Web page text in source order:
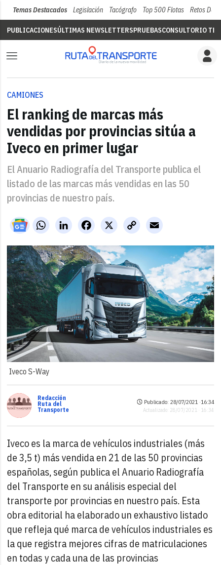
Temas Destacados Legislación Tacógrafo Top 500 Flotas Retos Del
PUBLICACIONESÚLTIMAS NEWSLETTERSPRUEBASCONSULTORIO
CAMIONES
El ranking de marcas más
vendidas por provincias sitúa a
Iveco en primer lugar
El Anuario Radiografía del Transporte publica el
listado de las marcas más vendidas en las 50
provincias de nuestro país.
WhatsAppLinkedIn X
Facebook
Copy
Link
Email
Iveco S-Way
Redacción
Ruta del
Transporte
Publicado: 28/07/2021 ·16:34
Actualizado: 28/07/2021 · 16:34
Iveco es la marca de vehículos industriales (más
de 3,5 t) más vendida en 21 de las 50 provincias
españolas, según publica el Anuario Radiografía
del Transporte en su análisis especial del
transporte por provincias en nuestro país. Esta
obra editorial ha elaborado un exhaustivo listado
que refleja qué marca de vehículos industriales es
la que registra mejores cifras de matriculaciones
en todas y cada una de las provincias